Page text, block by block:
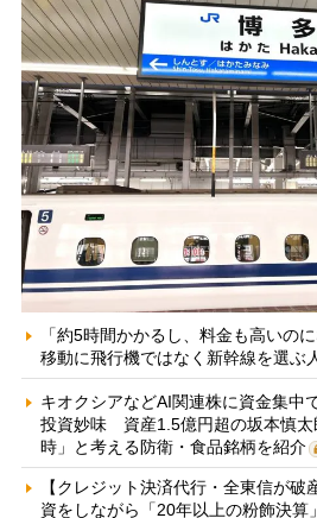
「約5時間かかるし、料金も高いの
移動に飛行機ではなく新幹線を選ぶ
キオクシアなどAI関連株に資金集中
投資妙味 資産1.5億円超の坂本慎太
時」と考える防衛・食品銘柄を紹介
【クレジット決済代行・全東信が
資をしながら「20年以上の粉飾決算